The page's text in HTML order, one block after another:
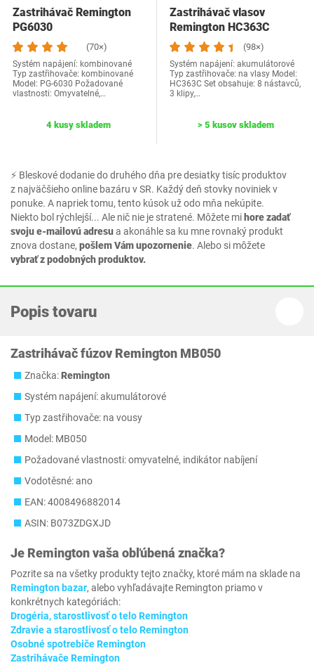
⚡ Bleskové dodanie do druhého dňa pre desiatky tisíc produktov
z najväčšieho online bazáru v SR. Každý deň stovky noviniek v
ponuke. A napriek tomu, tento kúsok už odo mňa nekúpite.
Niekto bol rýchlejší... Ale nič nie je stratené. Môžete mihore zadať
svoju e-mailovú adresua akonáhle sa ku mne rovnaký produkt
znova dostane, pošlem Vám upozornenie. Alebo si môžete
vybrať z podobných produktov.
Zastrihávač Remington
PG6030
(70×)
Systém napájení: kombinované
Typ zastřihovače: kombinované
Model: PG-6030 Požadované
vlastnosti: Omyvatelné,…
4 kusy skladem
Zastrihávač vlasov
Remington HC363C
(98×)
Systém napájení: akumulátorové
Typ zastřihovače: na vlasy Model:
HC363C Set obsahuje: 8 nástavců,
3 klipy,…
> 5 kusov skladem
Popis tovaru
Zastrihávač fúzov Remington MB050
Značka:Remington
Systém napájení: akumulátorové
Typ zastřihovače: na vousy
Model: MB050
Požadované vlastnosti: omyvatelné, indikátor nabíjení
Vodotěsné: ano
EAN: 4008496882014
ASIN: B073ZDGXJD
Je Remingtonvaša obľúbená značka?
Pozrite sa na všetky produkty tejto značky, ktoré mám na sklade na
Remington bazar, alebo vyhľadávajte Remington priamo v
konkrétnych kategóriách:
Drogéria, starostlivosť o telo Remington
Zdravie a starostlivosť o telo Remington
Osobné spotrebiče Remington
Zastrihávače Remington